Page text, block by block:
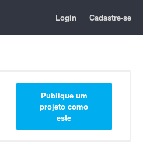
Login Cadastre-se
Publique um
projeto como
este